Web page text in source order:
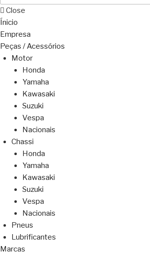
Close
Ínicio
Empresa
Peças / Acessórios
Motor
Honda
Yamaha
Kawasaki
Suzuki
Vespa
Nacionais
Chassi
Honda
Yamaha
Kawasaki
Suzuki
Vespa
Nacionais
Pneus
Lubrificantes
Marcas